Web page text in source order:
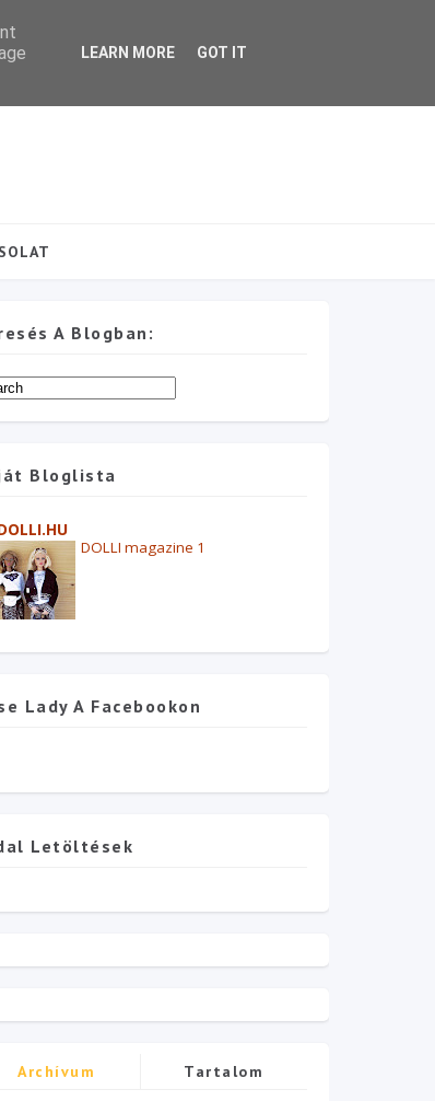
A Blogban:
Bloglista
DOLLI magazine 1
Lady A Facebookon
Letöltések
Archívum Tartalom
LEARN MORE GOT IT